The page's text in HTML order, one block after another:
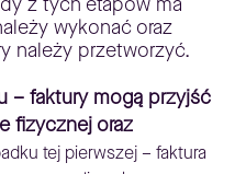
wykonać oraz
należy przetworzyć.
– faktury mogą przyjść
fizycznej oraz
tej pierwszej – faktura